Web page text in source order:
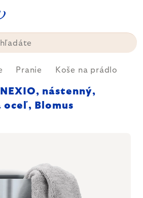
Pranie Koše na prádlo
nástenný,
Blomus